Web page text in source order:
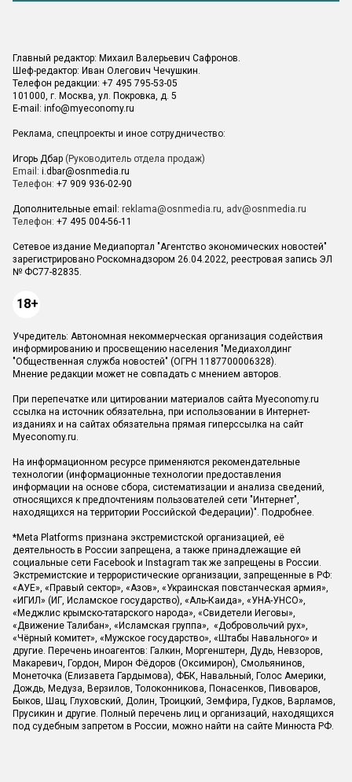
Главный редактор: Михаил Валерьевич Сафронов.
Шеф-редактор: Иван Олегович Чечушкин.
Телефон редакции: +7 495 795-53-05
101000, г. Москва, ул. Покровка, д. 5
E-mail: info@myeconomy.ru
Реклама, спецпроекты и иное сотрудничество:
Игорь Дбар (Руководитель отдела продаж)
Email: i.dbar@osnmedia.ru
Телефон: +7 909 936-02-90
Дополнительные email: reklama@osnmedia.ru, adv@osnmedia.ru
Телефон: +7 495 004-56-11
Сетевое издание Медиапортал "Агентство экономических новостей"
зарегистрировано Роскомнадзором 26.04.2022, реестровая запись ЭЛ
№ ФС77-82835.
18+
Учредитель: Автономная некоммерческая организация содействия
информированию и просвещению населения "Медиахолдинг
"Общественная служба новостей" (ОГРН 1187700006328).
Мнение редакции может не совпадать с мнением авторов.
При перепечатке или цитировании материалов сайта Myeconomy.ru
ссылка на источник обязательна, при использовании в Интернет-
изданиях и на сайтах обязательна прямая гиперссылка на сайт
Myeconomy.ru.
На информационном ресурсе применяются рекомендательные
технологии (информационные технологии предоставления
информации на основе сбора, систематизации и анализа сведений,
относящихся к предпочтениям пользователей сети "Интернет",
находящихся на территории Российской Федерации)". Подробнее.
*Meta Platforms признана экстремистской организацией, её
деятельность в России запрещена, а также принадлежащие ей
социальные сети Facebook и Instagram так же запрещены в России.
Экстремистские и террористические организации, запрещенные в РФ:
«АУЕ», «Правый сектор», «Азов», «Украинская повстанческая армия»,
«ИГИЛ» (ИГ, Исламское государство), «Аль-Каида», «УНА-УНСО»,
«Меджлис крымско-татарского народа», «Свидетели Иеговы»,
«Движение Талибан», «Исламская группа», «Добровольчий рух»,
«Чёрный комитет», «Мужское государство», «Штабы Навального» и
другие. Перечень иноагентов: Галкин, Моргенштерн, Дудь, Невзоров,
Макаревич, Гордон, Мирон Фёдоров (Оксимирон), Смольянинов,
Монеточка (Елизавета Гардымова), ФБК, Навальный, Голос Америки,
Дождь, Медуза, Верзилов, Толоконникова, Понасенков, Пивоваров,
Быков, Шац, Глуховский, Долин, Троицкий, Земфира, Гудков, Варламов,
Прусикин и другие. Полный перечень лиц и организаций, находящихся
под судебным запретом в России, можно найти на сайте Минюста РФ.